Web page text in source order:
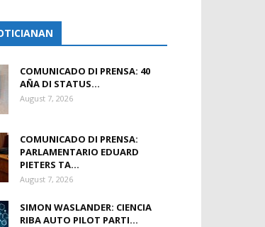
COMUNICADO DI PRENSA: 40
AÑA DI STATUS...
August 7, 2026
COMUNICADO DI PRENSA:
PARLAMENTARIO EDUARD
PIETERS TA...
August 7, 2026
SIMON WASLANDER: CIENCIA
RIBA AUTO PILOT PARTI...